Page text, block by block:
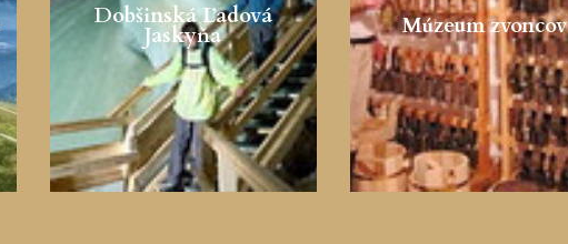
Dobšinská Ľadová
Jaskyňa Múzeum zvoncov